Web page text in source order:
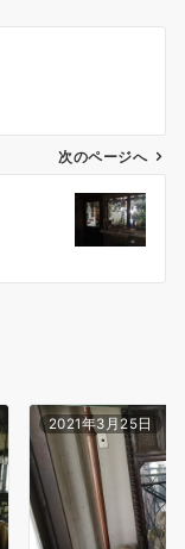
次のページへ
2021年3月25日